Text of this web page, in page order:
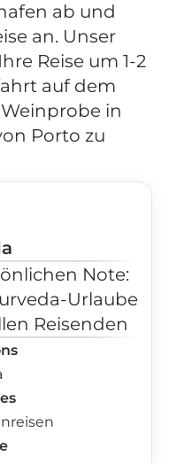
ab und
an. Unser
Reise um 1-2
auf dem
in
Porto zu
Note:
Urlaube
Reisenden